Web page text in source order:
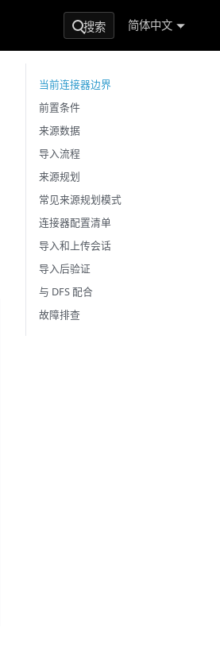
搜索 简体中文
当前连接器边界
前置条件
来源数据
导入流程
来源规划
常见来源规划模式
连接器配置清单
导入和上传会话
导入后验证
与 DFS 配合
故障排查